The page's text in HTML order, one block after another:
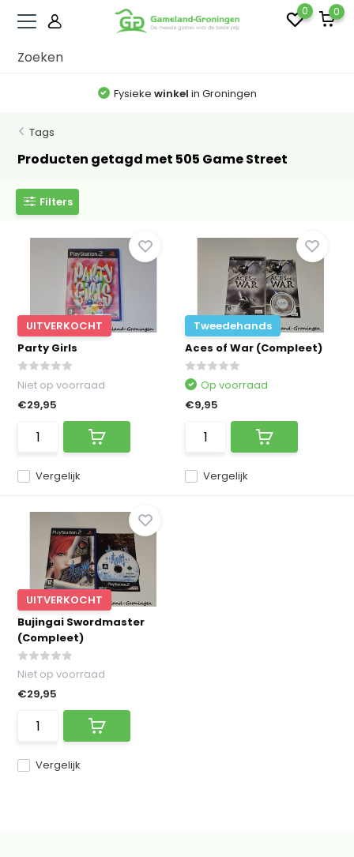
0 0
Fysieke winkel in Groningen
Tags
Producten getagd met 505 Game Street
Filters
UITVERKOCHT
Party Girls
Vergelijk
Niet op voorraad
€29,95
Tweedehands
Aces of War (Compleet)
Vergelijk
Op voorraad
€9,95
UITVERKOCHT
Bujingai Swordmaster
(Compleet)
Vergelijk
Niet op voorraad
€29,95